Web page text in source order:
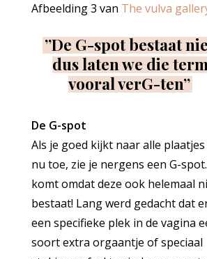
Afbeelding 3 van The vulva
”De G-spot bestaat
dus laten we die
vooral verG-ten”
De G-spot
Als je goed kijkt naar alle
nu toe, zie je nergens een G-
komt omdat deze ook helemaal
bestaat! Lang werd gedacht dat
een specifieke plek in de vagina
soort extra orgaantje of speciaal